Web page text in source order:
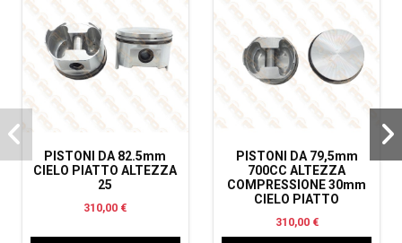
PISTONI DA 82.5mm
CIELO PIATTO ALTEZZA
25
310,00 €
PISTONI DA 79,5mm
700CC ALTEZZA
COMPRESSIONE 30mm
CIELO PIATTO
310,00 €